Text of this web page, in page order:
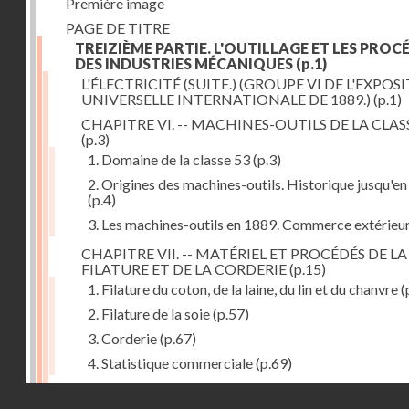
PAGE DE TITRE
TREIZIÈME PARTIE. L'OUTILLAGE ET LES
DES INDUSTRIES MÉCANIQUES (p.1)
L'ÉLECTRICITÉ (SUITE.) (GROUPE VI DE
UNIVERSELLE INTERNATIONALE DE 1889.) (p.1)
CHAPITRE VI. -- MACHINES-OUTILS DE LA
(p.3)
1. Domaine de la classe 53(p.3)
2. Origines des machines-outils. Historique
(p.4)
3. Les machines-outils en 1889. Commerce
CHAPITRE VII. -- MATÉRIEL ET PROCÉDÉS DE LA
FILATURE ET DE LA CORDERIE(p.15)
1. Filature du coton, de la laine, du lin et du chanvre
2. Filature de la soie(p.57)
3. Corderie(p.67)
4. Statistique commerciale(p.69)